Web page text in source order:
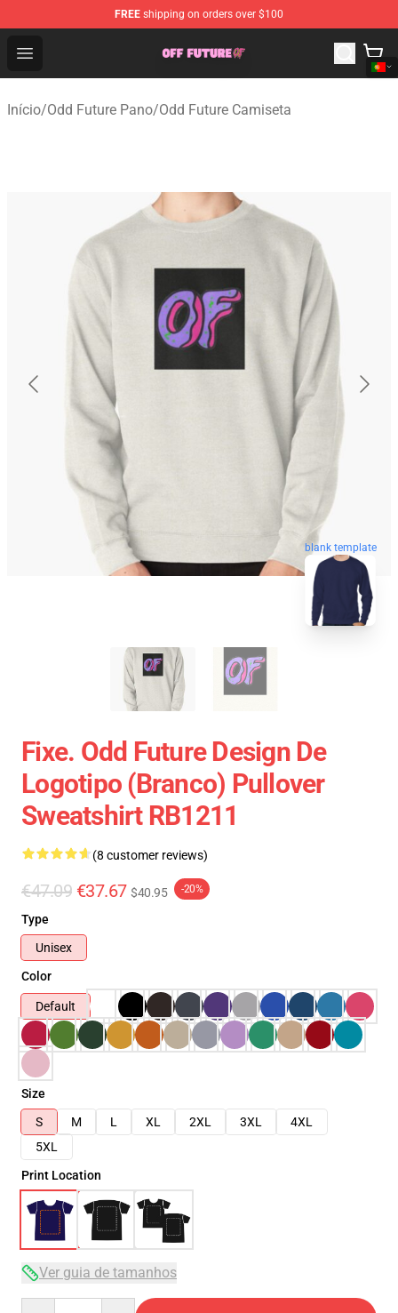
FREE shipping on orders over $100
Open menu
Odd Future Store - Official Odd Future Merchandise Shop
Início/Odd Future Pano/Odd Future Camiseta
blank template
Fixe. Odd Future Design De
Logotipo (branco) Pullover
Sweatshirt RB1211
(8 customer reviews)
€47.09 €37.67 $40.95 -20%
Type
Unisex
Color
Default
Size
S
M L XL 2XL 3XL
4XL
5XL
Print Location
Ver guia de tamanhos